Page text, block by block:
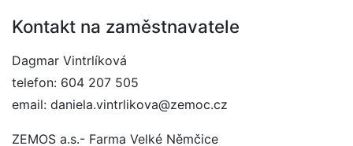
Kontakt na zaměstnavatele
Dagmar Vintrlíková
telefon: 604 207 505
email: daniela.vintrlikova@zemoc.cz
ZEMOS a.s.- Farma Velké Němčice